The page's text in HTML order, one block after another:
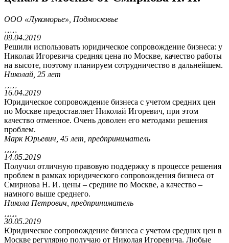
ООО «Лукоморье», Подмосковье
09.04.2019
Решили использовать юридическое сопровождение бизнеса: у
Николая Игоревича средняя цена по Москве, качество работы
на высоте, поэтому планируем сотрудничество в дальнейшем.
Николай, 25 лет
16.04.2019
Юридическое сопровождение бизнеса с учетом средних цен
по Москве предоставляет Николай Игоревич, при этом
качество отменное. Очень доволен его методами решения
проблем.
Марк Юрьевич, 45 лет, предприниматель
14.05.2019
Получил отличную правовую поддержку в процессе решения
проблем в рамках юридического сопровождения бизнеса от
Смирнова Н. И. цены – средние по Москве, а качество –
намного выше среднего.
Никола Петрович, предприниматель
30.05.2019
Юридическое сопровождение бизнеса с учетом средних цен в
Москве регулярно получаю от Николая Игоревича. Любые